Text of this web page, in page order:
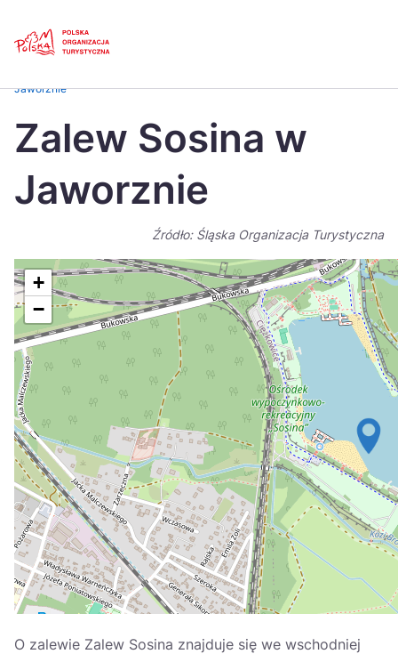
Česká
Dansk
Italiano
Nederlands 日本
Português
Suomi
Україна
Zamknij
Jaworznie
Zalew Sosina w
Jaworznie
Źródło: Śląska Organizacja Turystyczna
+
−
O zalewie Zalew Sosina znajduje się we wschodniej